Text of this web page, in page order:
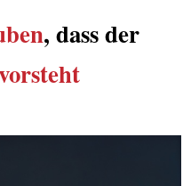
, dass der